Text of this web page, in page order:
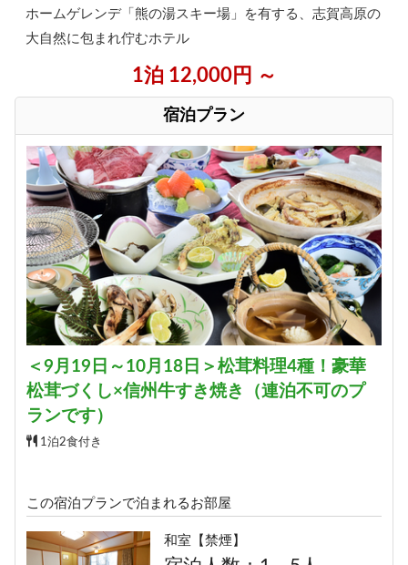
ホームゲレンデ「熊の湯スキー場」を有する、志賀高原の
大自然に包まれ佇むホテル
1泊 12,000円 ～
宿泊プラン
＜9月19日～10月18日＞松茸料理4種！豪華
松茸づくし×信州牛すき焼き（連泊不可のプ
ランです）
1泊2食付き
この宿泊プランで泊まれるお部屋
和室【禁煙】